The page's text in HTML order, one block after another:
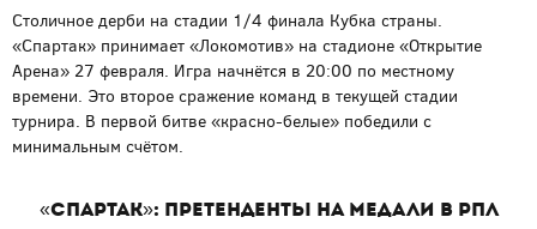
Столичное дерби на стадии 1/4 финала Кубка страны.
«Спартак» принимает «Локомотив» на стадионе «Открытие
Арена» 27 февраля. Игра начнётся в 20:00 по местному
времени. Это второе сражение команд в текущей стадии
турнира. В первой битве «красно-белые» победили с
минимальным счётом.
«Спартак»: претенденты на медали в РПЛ